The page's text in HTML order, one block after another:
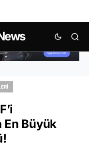
En Büyük